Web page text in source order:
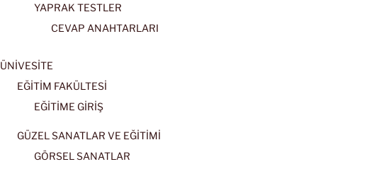
YAPRAK TESTLER
CEVAP ANAHTARLARI
ÜNİVESİTE
EĞİTİM FAKÜLTESİ
EĞİTİME GİRİŞ
GÜZEL SANATLAR VE EĞİTİMİ
GÖRSEL SANATLAR